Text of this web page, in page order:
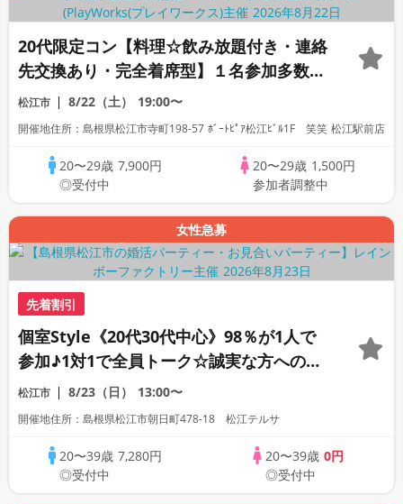
20代限定コン【料理☆飲み放題付き・連絡
先交換あり・完全着席型】１名参加多数・
初参加も大歓迎☆プレイワークス主催☆
松江市 8/22（土） 19:00〜
開催地住所：島根県松江市寺町198-57 ﾎﾞｰﾄﾋﾟｱ松江ﾋﾞﾙ1F 笑笑 松江駅前店
20〜29歳 7,900円
◎受付中
20〜29歳 1,500円
参加者調整中
女性急募
先着割引
個室Style《20代30代中心》98％が1人で
参加♪1対1で全員トーク☆誠実な方への婚
活パーティー
松江市 8/23（日） 13:00〜
開催地住所：島根県松江市朝日町478-18 松江テルサ
20〜39歳 7,280円
◎受付中
20〜39歳 0円
◎受付中